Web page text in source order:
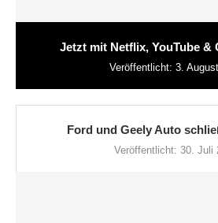
Jetzt mit Netflix, YouTube &
Veröffentlicht: 3.
Ford und Geely Auto
Veröffentlicht: 30. Juli